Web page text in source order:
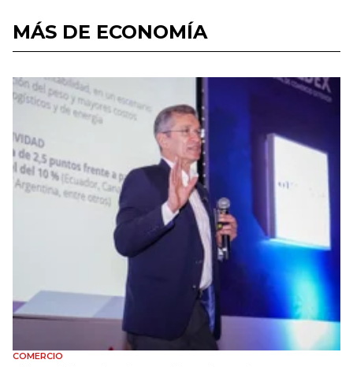
MÁS DE ECONOMÍA
COMERCIO